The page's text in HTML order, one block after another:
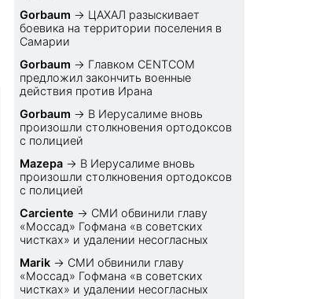
Gorbaum → ЦАХАЛ разыскивает
боевика на территории поселения в
Самарии
Gorbaum → Главком CENTCOM
предложил закончить военные
действия против Ирана
Gorbaum → В Иерусалиме вновь
произошли столкновения ортодоксов
с полицией
Mazepa → В Иерусалиме вновь
произошли столкновения ортодоксов
с полицией
Carciente → СМИ обвинили главу
«Моссад» Гофмана «в советских
чистках» и удалении несогласных
Marik → СМИ обвинили главу
«Моссад» Гофмана «в советских
чистках» и удалении несогласных